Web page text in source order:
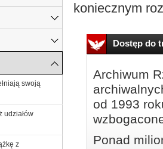
koniecznym
Dostęp do
Archiwum
od 1993
Ponad
swoją
udziałów
z